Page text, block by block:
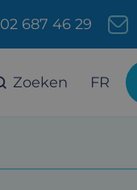
02 687 46 29
Zoeken FR